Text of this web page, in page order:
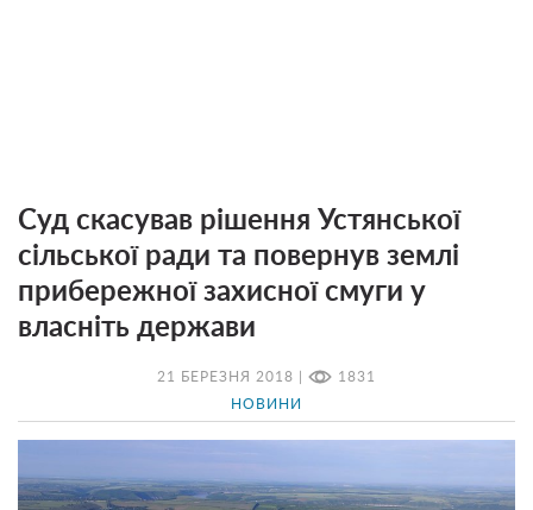
21 БЕРЕЗНЯ 2018 | 1831
НОВИНИ
Суд скасував рішення Устянської
сільської ради та повернув землі
прибережної захисної смуги у
власніть держави